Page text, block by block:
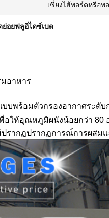
เซี่ยงไฮ้พอร์ตหรือพ
ย่อยฟลูอิไดซ์เบด
อาหาร
บบพร้อมตัวกรองอากาศระดับ
อให้อุณหภูมิผนังน้อยกว่า 80
รากฏปรากฏการณ์การผสมแ